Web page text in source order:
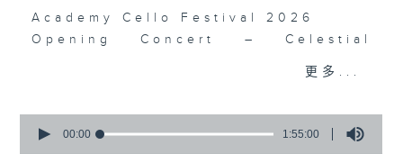
Academy Cello Festival 2026
Opening Concert – Celestial
Hong Kong Academy for
更多...
seconds
00:00 1:55:00